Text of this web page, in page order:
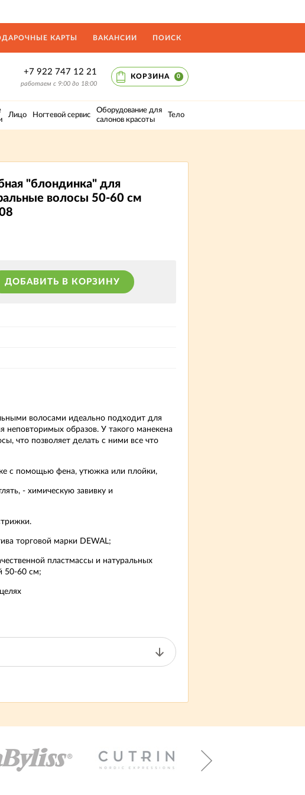
КАРТЫ ВАКАНСИИ ПОИСК
+7 922 747 12 21
работаем с 9:00 до 18:00
КОРЗИНА 0
Лицо Ногтевой сервис
Оборудование для
салонов красоты
Тело
"блондинка" для
волосы 50-60 см
ДОБАВИТЬ В КОРЗИНУ
волосами идеально подходит для
неповторимых образов. У такого манекена
что позволяет делать с ними все что
с помощью фена, утюжка или плойки,
- химическую завивку и
торговой марки DEWAL;
пластмассы и натуральных
50-60 см;